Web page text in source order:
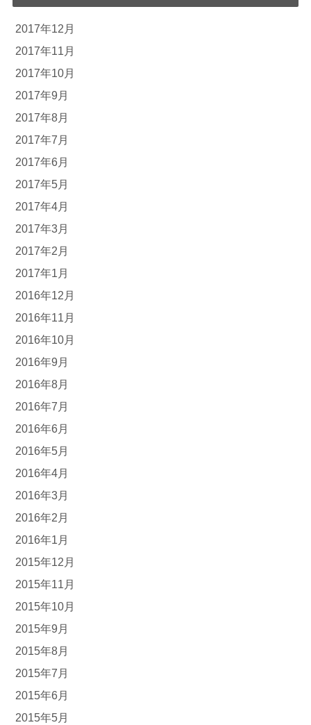
2017年12月
2017年11月
2017年10月
2017年9月
2017年8月
2017年7月
2017年6月
2017年5月
2017年4月
2017年3月
2017年2月
2017年1月
2016年12月
2016年11月
2016年10月
2016年9月
2016年8月
2016年7月
2016年6月
2016年5月
2016年4月
2016年3月
2016年2月
2016年1月
2015年12月
2015年11月
2015年10月
2015年9月
2015年8月
2015年7月
2015年6月
2015年5月